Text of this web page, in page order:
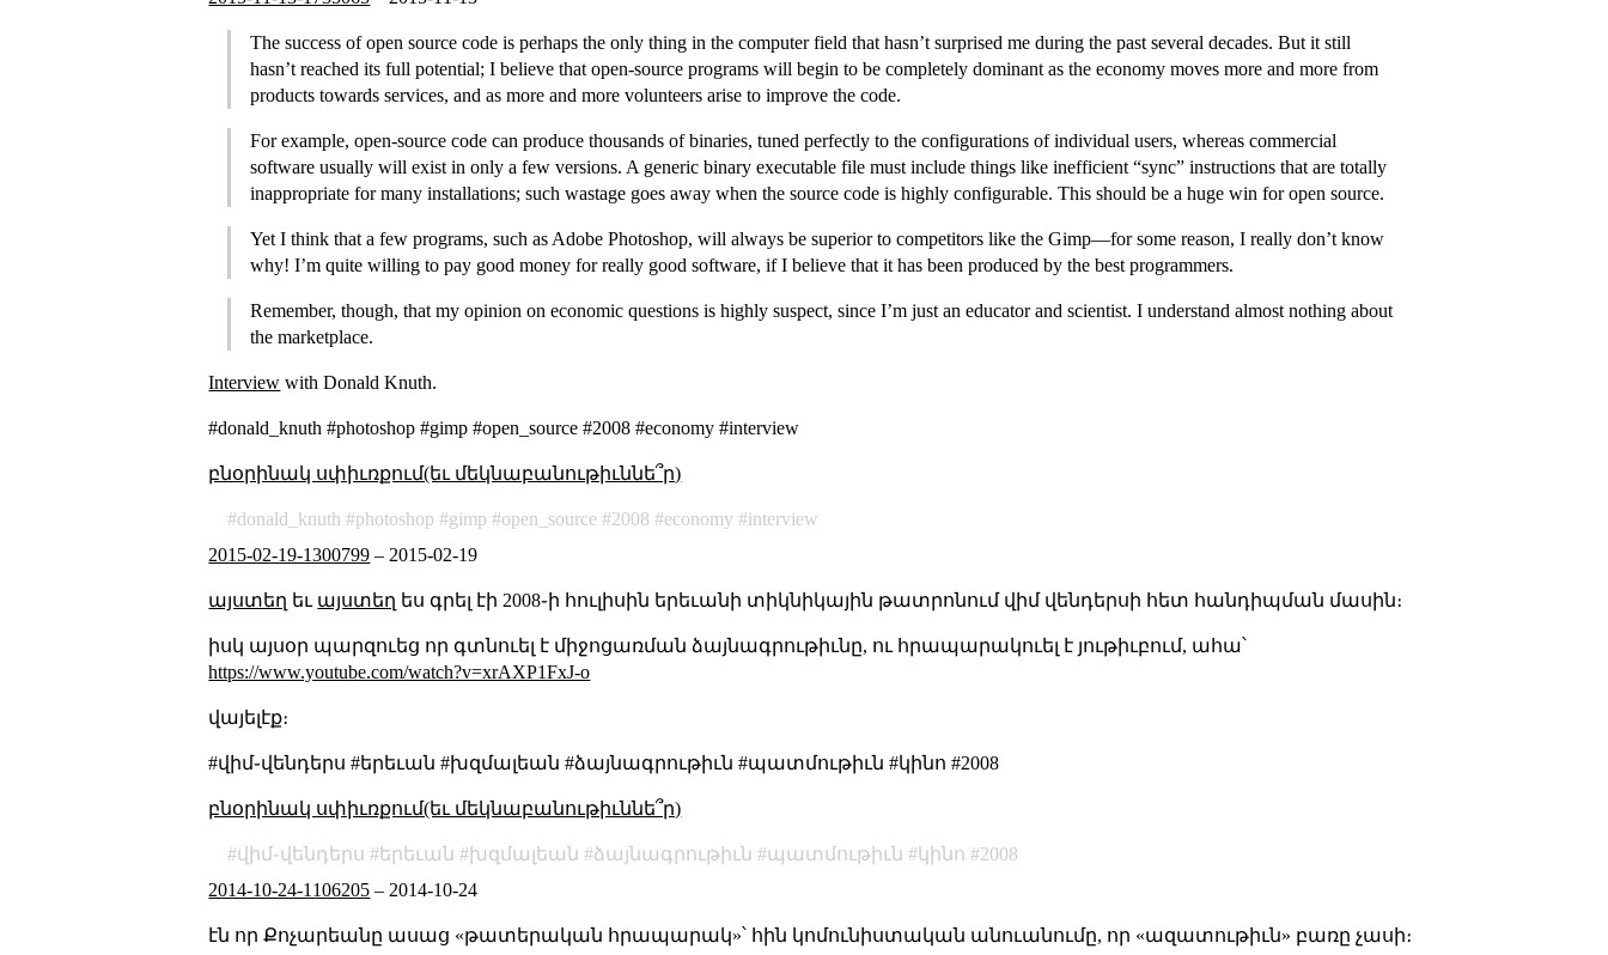
The success of open source code is perhaps the only thing in the computer field that hasn’t surprised me during the past several decades. But it still
hasn’t reached its full potential; I believe that open-source programs will begin to be completely dominant as the economy moves more and more from
products towards services, and as more and more volunteers arise to improve the code.
For example, open-source code can produce thousands of binaries, tuned perfectly to the configurations of individual users, whereas commercial
software usually will exist in only a few versions. A generic binary executable file must include things like inefficient “sync” instructions that are totally
inappropriate for many installations; such wastage goes away when the source code is highly configurable. This should be a huge win for open source.
Yet I think that a few programs, such as Adobe Photoshop, will always be superior to competitors like the Gimp—for some reason, I really don’t know
why! I’m quite willing to pay good money for really good software, if I believe that it has been produced by the best programmers.
Remember, though, that my opinion on economic questions is highly suspect, since I’m just an educator and scientist. I understand almost nothing about
the marketplace.
Interview with Donald Knuth.
#donald_knuth #photoshop #gimp #open_source #2008 #economy #interview
բնօրինակ սփիւռքում(եւ մեկնաբանութիւննե՞ր)
donald_knuth photoshop gimp open_source 2008 economy
interview
2015-02-19-1300799 – 2015-02-19
այստեղ եւ այստեղ ես գրել էի 2008֊ի հուլիսին երեւանի տիկնիկային թատրոնում վիմ վենդերսի հետ հանդիպման մասին։
իսկ այսօր պարզուեց որ գտնուել է միջոցառման ձայնագրութիւնը, ու հրապարակուել է յութիւբում, ահա՝
https://www.youtube.com/watch?v=xrAXP1FxJ-o
վայելէք։
#վիմ֊վենդերս #երեւան #խզմալեան #ձայնագրութիւն #պատմութիւն #կինո #2008
բնօրինակ սփիւռքում(եւ մեկնաբանութիւննե՞ր)
վիմ֊վենդերս երեւան խզմալեան ձայնագրութիւն պատմութիւն կինո
2008
2014-10-24-1106205 – 2014-10-24
էն որ Քոչարեանը ասաց «թատերական հրապարակ»՝ հին կոմունիստական անուանումը, որ «ազատութիւն» բառը չասի։